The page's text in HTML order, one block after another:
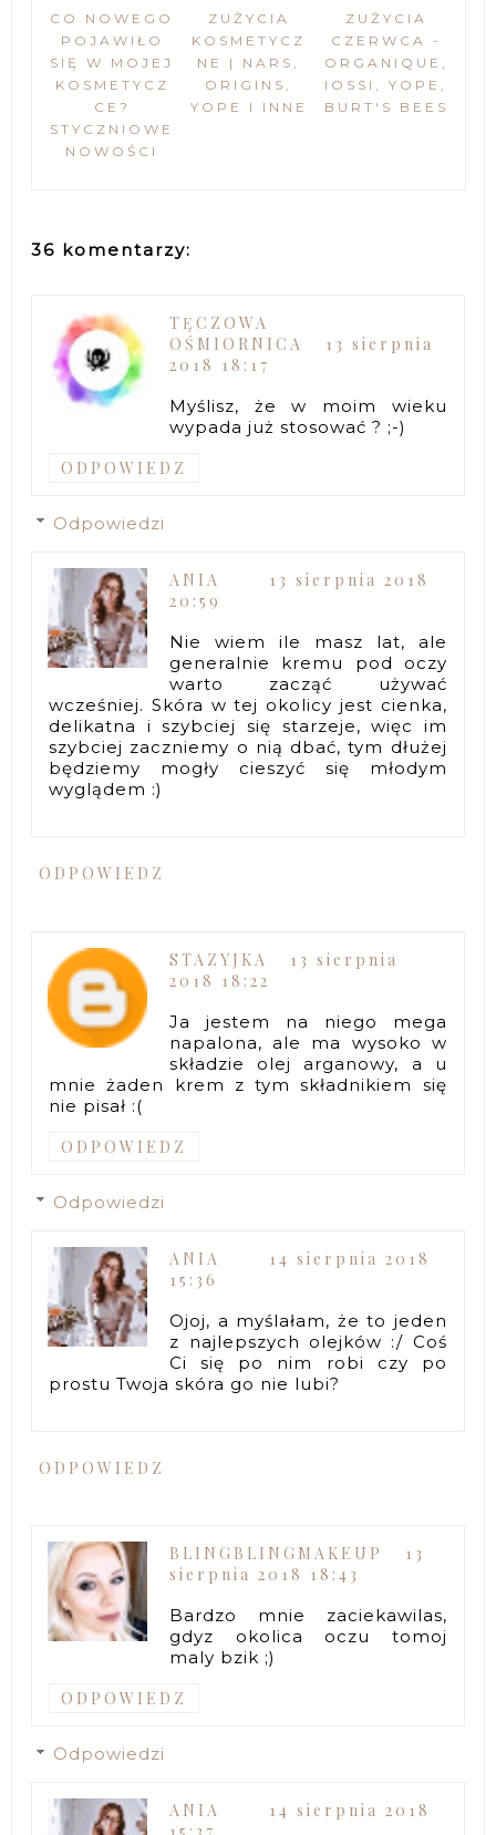
CO NOWEGO
POJAWIŁO
SIĘ W MOJEJ
KOSMETYCZ
CE?
STYCZNIOWE
NOWOŚCI
ZUŻYCIA
KOSMETYCZ
NE | NARS,
ORIGINS,
YOPE I INNE
ZUŻYCIA
CZERWCA -
ORGANIQUE,
IOSSI, YOPE,
BURT'S BEES
36 komentarzy:
TĘCZOWA
OŚMIORNICA
13 sierpnia
2018 18:17
Myślisz, że w moim wieku
wypada już stosować ? ;-)
ODPOWIEDZ
Odpowiedzi
ANIA
13 sierpnia 2018
20:59
Nie wiem ile masz lat, ale
generalnie kremu pod oczy
warto zacząć używać
wcześniej. Skóra w tej okolicy jest cienka,
delikatna i szybciej się starzeje, więc im
szybciej zaczniemy o nią dbać, tym dłużej
będziemy mogły cieszyć się młodym
wyglądem :)
ODPOWIEDZ
STAZYJKA
13 sierpnia
2018 18:22
Ja jestem na niego mega
napalona, ale ma wysoko w
składzie olej arganowy, a u
mnie żaden krem z tym składnikiem się
nie pisał :(
ODPOWIEDZ
Odpowiedzi
ANIA
14 sierpnia 2018
15:36
Ojoj, a myślałam, że to jeden
z najlepszych olejków :/ Coś
Ci się po nim robi czy po
prostu Twoja skóra go nie lubi?
ODPOWIEDZ
BLINGBLINGMAKEUP
13
sierpnia 2018 18:43
Bardzo mnie zaciekawilas,
gdyz okolica oczu tomoj
maly bzik ;)
ODPOWIEDZ
Odpowiedzi
ANIA
14 sierpnia 2018